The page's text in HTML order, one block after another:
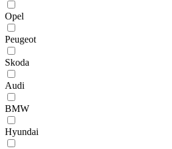
Opel
Peugeot
Skoda
Audi
BMW
Hyundai